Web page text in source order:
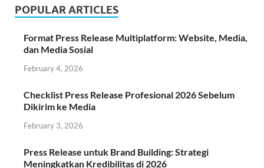
POPULAR ARTICLES
Format Press Release Multiplatform: Website, Media,
dan Media Sosial
February 4, 2026
Checklist Press Release Profesional 2026 Sebelum
Dikirim ke Media
February 3, 2026
Press Release untuk Brand Building: Strategi
Meningkatkan Kredibilitas di 2026